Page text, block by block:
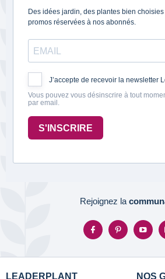
Des idées jardin, des plantes bien
promos réservées à nos abonnés.
J’accepte de recevoir la newsletter
Vous pouvez vous désinscrire à tout
par email.
S'INSCRIRE
Rejoignez la
LEADERPLANT NOS